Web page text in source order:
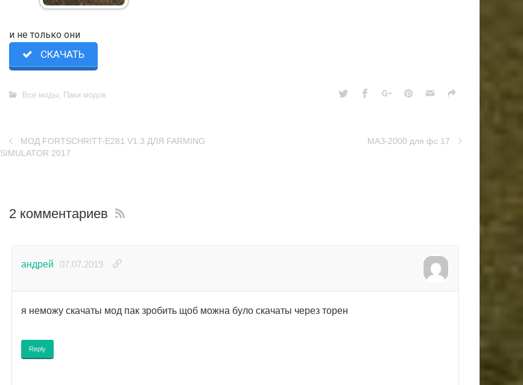
и не только они
СКАЧАТЬ
Все моды, Паки модов
МОД FORTSCHRITT-E281 V1.3 ДЛЯ FARMING
SIMULATOR 2017
МАЗ-2000 для фс 17
2 комментариев
андрей 07.07.2019
я неможу скачаты мод пак зробить щоб можна було скачаты через торен
Reply